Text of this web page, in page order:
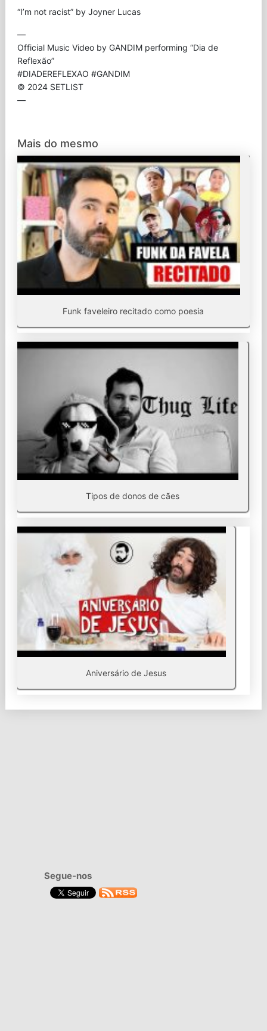
“I’m not racist” by Joyner Lucas
—
Official Music Video by GANDIM performing “Dia de
Reflexão”
#DIADEREFLEXAO #GANDIM
© 2024 SETLIST
—
Mais do mesmo
Funk faveleiro recitado como poesia
Tipos de donos de cães
Aniversário de Jesus
Segue-nos